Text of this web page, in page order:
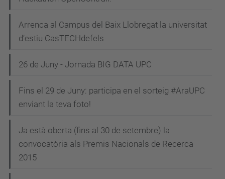
Arrenca al Campus del Baix Llobregat la universitat
d’estiu CasTECHdefels
26 de Juny - Jornada BIG DATA UPC
Fins el 29 de Juny: participa en el sorteig #AraUPC
enviant la teva foto!
Ja està oberta (fins al 30 de setembre) la
convocatòria als Premis Nacionals de Recerca
2015